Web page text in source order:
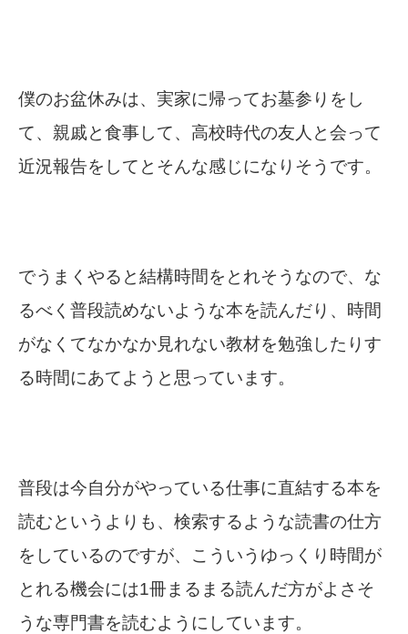
僕のお盆休みは、実家に帰ってお墓参りをし
て、親戚と食事して、高校時代の友人と会って
近況報告をしてとそんな感じになりそうです。
でうまくやると結構時間をとれそうなので、な
るべく普段読めないような本を読んだり、時間
がなくてなかなか見れない教材を勉強したりす
る時間にあてようと思っています。
普段は今自分がやっている仕事に直結する本を
読むというよりも、検索するような読書の仕方
をしているのですが、こういうゆっくり時間が
とれる機会には1冊まるまる読んだ方がよさそ
うな専門書を読むようにしています。